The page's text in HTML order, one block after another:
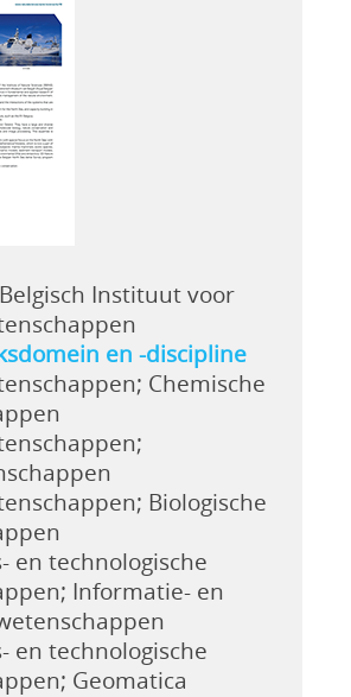
Instituut voor
en -discipline
Chemische
Biologische
en technologische
Informatie- en
en technologische
Geomatica